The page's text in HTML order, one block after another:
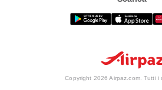
Copyright 2026 Airpaz.com. Tutti i